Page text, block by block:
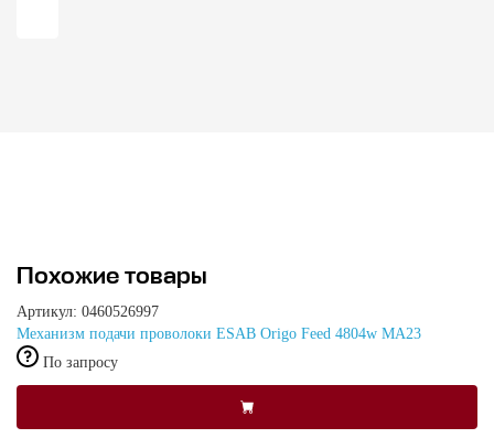
Похожие товары
Артикул: 0460526997
Механизм подачи проволоки ESAB Origo Feed 4804w MA23
По запросу